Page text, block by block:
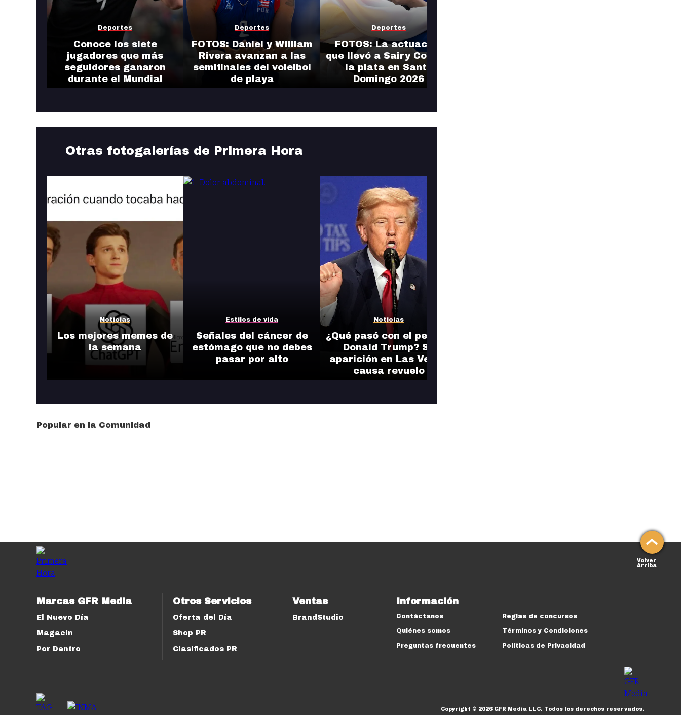
Deportes
Conoce los siete
jugadores que más
seguidores ganaron
durante el Mundial
Deportes
FOTOS: Daniel y William
Rivera avanzan a las
semifinales del voleibol
de playa
Deportes
FOTOS: La actuación
que llevó a Sairy Colón a
la plata en Santo
Domingo 2026
Otras fotogalerías de Primera Hora
Noticias
Los mejores memes de
la semana
Estilos de vida
Señales del cáncer de
estómago que no debes
pasar por alto
Noticias
¿Qué pasó con el pelo de
Donald Trump? Su
aparición en Las Vegas
causa revuelo
Popular en la Comunidad
Volver
Arriba
Marcas GFR Media
El Nuevo Día
Magacín
Por Dentro
Otros Servicios
Oferta del Día
Shop PR
Clasificados PR
Ventas
BrandStudio
Información
Contáctanos
Quiénes somos
Preguntas frecuentes
Reglas de concursos
Términos y Condiciones
Políticas de Privacidad
Copyright © 2026 GFR Media LLC. Todos los derechos reservados.